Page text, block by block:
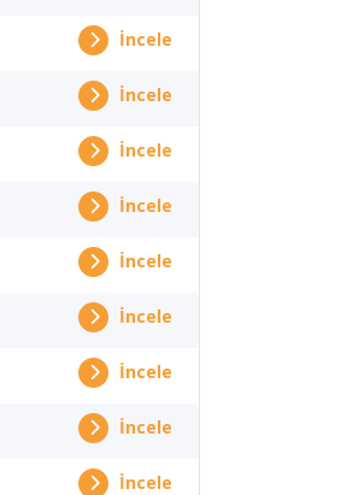
İncele
İncele
İncele
İncele
İncele
İncele
İncele
İncele
İncele